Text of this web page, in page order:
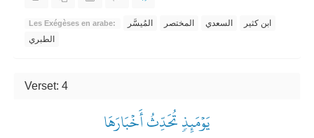
Les Exégèses en arabe: المُيسَّر المختصر السعدي
ابن كثير
الطبري
Verset: 4
يَوۡمَئِذٖ تُحَدِّثُ أَخۡبَارَهَا